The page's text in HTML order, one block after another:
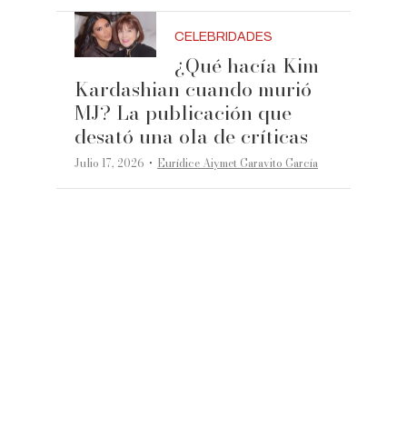
CELEBRIDADES
¿Qué hacía Kim
Kardashian cuando murió
MJ? La publicación que
desató una ola de críticas
Julio 17, 2026 ·Eurídice Aiymet Garavito García